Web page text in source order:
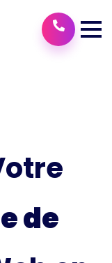
de